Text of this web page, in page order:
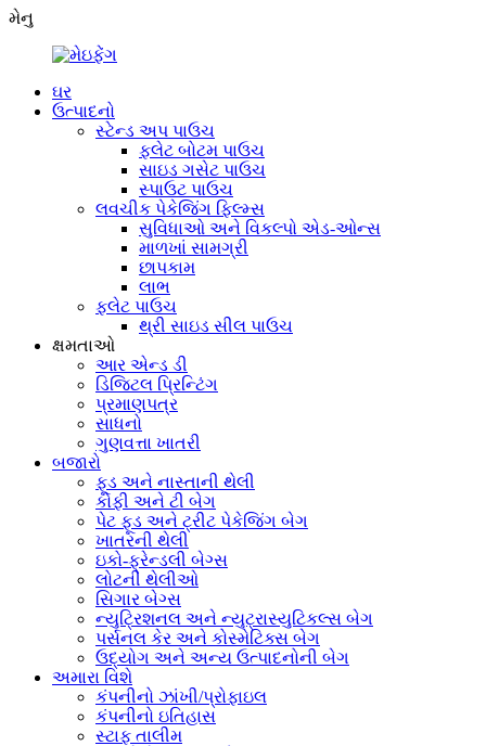
મેનુ
ઘર
ઉત્પાદનો
સ્ટેન્ડ અપ પાઉચ
ફ્લેટ બોટમ પાઉચ
સાઇડ ગસેટ પાઉચ
સ્પાઉટ પાઉચ
લવચીક પેકેજિંગ ફિલ્મ્સ
સુવિધાઓ અને વિકલ્પો એડ-ઓન્સ
માળખાં સામગ્રી
છાપકામ
લાભ
ફ્લેટ પાઉચ
થ્રી સાઇડ સીલ પાઉચ
ક્ષમતાઓ
આર એન્ડ ડી
ડિજિટલ પ્રિન્ટિંગ
પ્રમાણપત્ર
સાધનો
ગુણવત્તા ખાતરી
બજારો
ફૂડ અને નાસ્તાની થેલી
કોફી અને ટી બેગ
પેટ ફૂડ અને ટ્રીટ પેકેજિંગ બેગ
ખાતરની થેલી
ઇકો-ફ્રેન્ડલી બેગ્સ
લોટની થેલીઓ
સિગાર બેગ્સ
ન્યુટ્રિશનલ અને ન્યુટ્રાસ્યુટિકલ્સ બેગ
પર્સનલ કેર અને કોસ્મેટિક્સ બેગ
ઉદ્યોગ અને અન્ય ઉત્પાદનોની બેગ
અમારા વિશે
કંપનીનો ઝાંખી/પ્રોફાઇલ
કંપનીનો ઇતિહાસ
સ્ટાફ તાલીમ